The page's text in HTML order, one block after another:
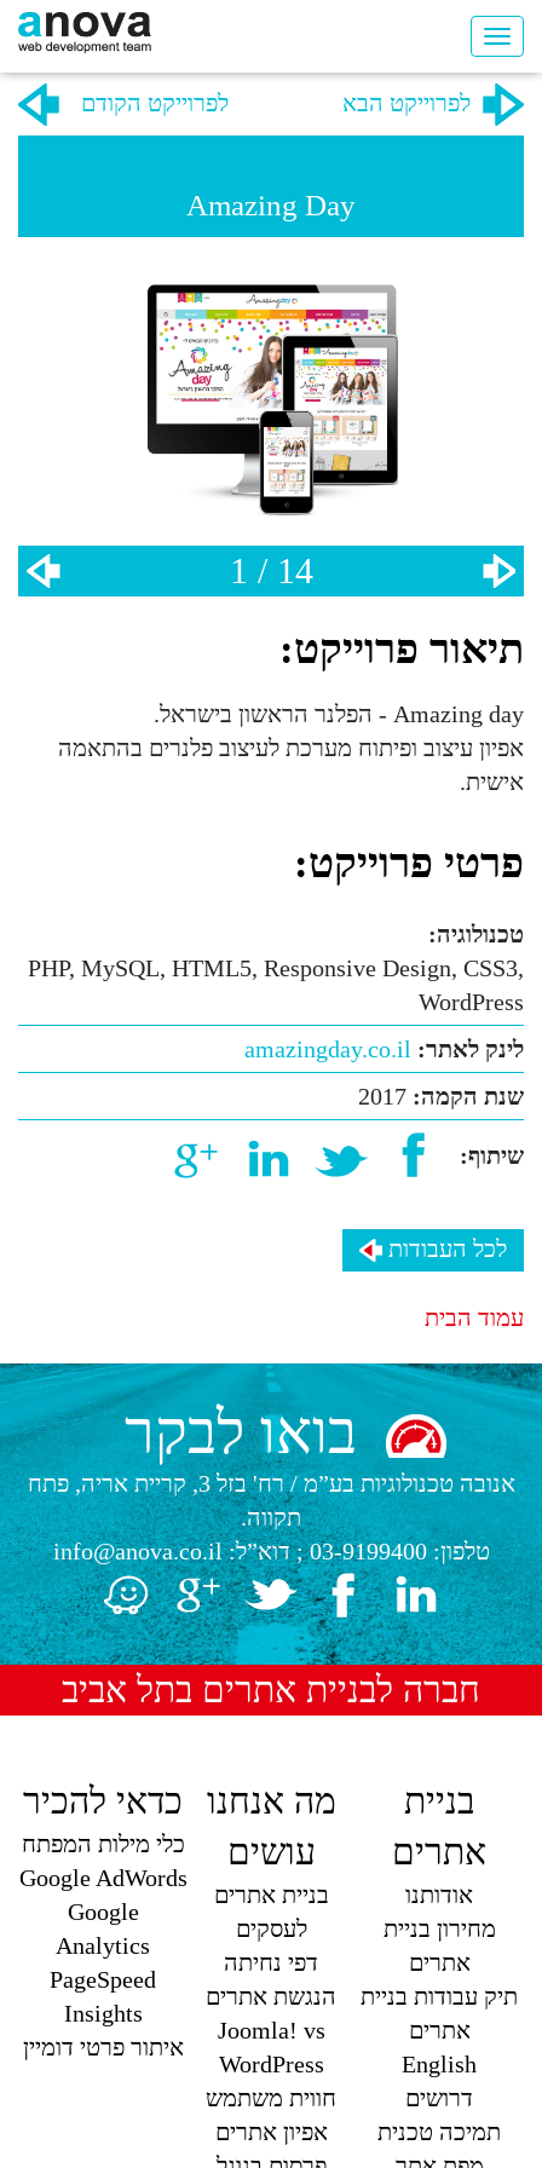
לפרוייקט הקודם לפרוייקט הבא
Amazing Day
1 / 14
תיאור פרוייקט:
Amazing day - הפלנר הראשון בישראל.
אפיון עיצוב ופיתוח מערכת לעיצוב פלנרים בהתאמה
אישית.
פרטי פרוייקט:
טכנולוגיה:
PHP, MySQL, HTML5, Responsive Design, CSS3,
WordPress
לינק לאתר: amazingday.co.il
שנת הקמה: 2017
שיתוף:
לכל העבודות
עמוד הבית
בואו לבקר
אנובה טכנולוגיות בע”מ/
רח' בזל 3, קריית אריה, פתח
תקווה.
טלפון:03-9199400; דוא”ל:info@anova.co.il
חברה לבניית אתרים בתל אביב
בניית
אתרים
אודותנו
מחירון בניית
אתרים
תיק עבודות בניית
אתרים
English
דרושים
תמיכה טכנית
מה אנחנו
עושים
בניית אתרים
לעסקים
דפי נחיתה
הנגשת אתרים
Joomla! vs
WordPress
חווית משתמש
אפיון אתרים
כדאי להכיר
כלי מילות המפתח
Google AdWords
Google
Analytics
PageSpeed
Insights
איתור פרטי דומיין